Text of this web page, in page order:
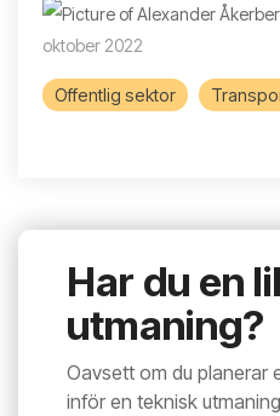
oktober 2022
Offentlig sektor
Har du en
utmaning?
Oavsett om du planerar
inför en teknisk